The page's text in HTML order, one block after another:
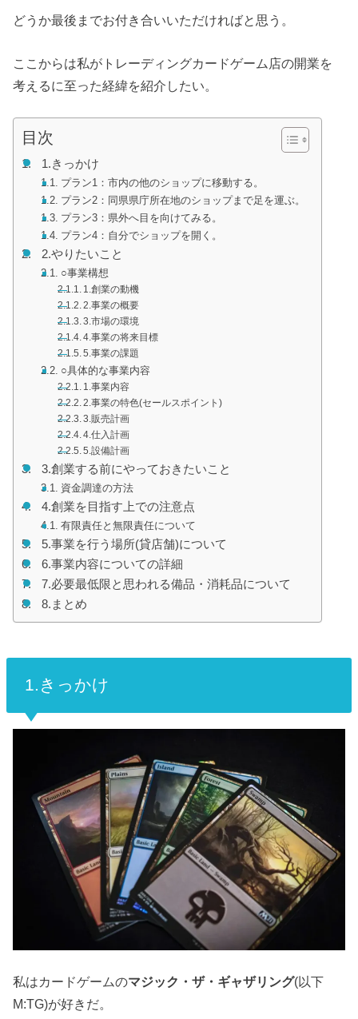
どうか最後までお付き合いいただければと思う。
ここからは私がトレーディングカードゲーム店の開業を
考えるに至った経緯を紹介したい。
目次
1.きっかけ
プラン1：市内の他のショップに移動する。
プラン2：同県県庁所在地のショップまで足を運ぶ。
プラン3：県外へ目を向けてみる。
プラン4：自分でショップを開く。
2.やりたいこと
○事業構想
1.創業の動機
2.事業の概要
3.市場の環境
4.事業の将来目標
5.事業の課題
○具体的な事業内容
1.事業内容
2.事業の特色(セールスポイント)
3.販売計画
4.仕入計画
5.設備計画
3.創業する前にやっておきたいこと
資金調達の方法
4.創業を目指す上での注意点
有限責任と無限責任について
5.事業を行う場所(貸店舗)について
6.事業内容についての詳細
7.必要最低限と思われる備品・消耗品について
8.まとめ
1.きっかけ
私はカードゲームのマジック・ザ・ギャザリング(以下
M:TG)が好きだ。